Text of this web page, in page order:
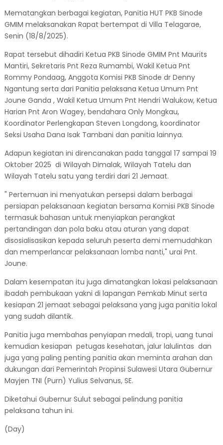
Mematangkan berbagai kegiatan, Panitia HUT PKB Sinode
GMIM melaksanakan Rapat bertempat di Villa Telagarae,
Senin (18/8/2025).
Rapat tersebut dihadiri Ketua PKB Sinode GMIM Pnt Maurits
Mantiri, Sekretaris Pnt Reza Rumambi, Wakil Ketua Pnt
Rommy Pondaag, Anggota Komisi PKB Sinode dr Denny
Ngantung serta dari Panitia pelaksana Ketua Umum Pnt
Joune Ganda , Wakil Ketua Umum Pnt Hendri Walukow, Ketua
Harian Pnt Aron Wagey, bendahara Only Mongkau,
Koordinator Perlengkapan Steven Longdong, koordinator
Seksi Usaha Dana Isak Tambani dan panitia lainnya.
Adapun kegiatan ini direncanakan pada tanggal 17 sampai 19
Oktober 2025 di Wilayah Dimalak, Wilayah Tatelu dan
Wilayah Tatelu satu yang terdiri dari 21 Jemaat.
" Pertemuan ini menyatukan persepsi dalam berbagai
persiapan pelaksanaan kegiatan bersama Komisi PKB Sinode
termasuk bahasan untuk menyiapkan perangkat
pertandingan dan pola baku atau aturan yang dapat
disosialisasikan kepada seluruh peserta demi memudahkan
dan memperlancar pelaksanaan lomba nanti," urai Pnt.
Joune.
Dalam kesempatan itu juga dimatangkan lokasi pelaksanaan
ibadah pembukaan yakni di lapangan Pemkab Minut serta
kesiapan 21 jemaat sebagai pelaksana yang juga panitia lokal
yang sudah dilantik.
Panitia juga membahas penyiapan medali, tropi, uang tunai
kemudian kesiapan petugas kesehatan, jalur lalulintas dan
juga yang paling penting panitia akan meminta arahan dan
dukungan dari Pemerintah Propinsi Sulawesi Utara Gubernur
Mayjen TNI (Purn) Yulius Selvanus, SE.
Diketahui Gubernur Sulut sebagai pelindung panitia
pelaksana tahun ini.
(Day)